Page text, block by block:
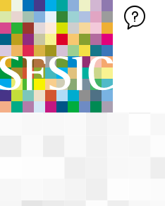
SFSIC SOCIÉTÉ FRANÇAISE DES